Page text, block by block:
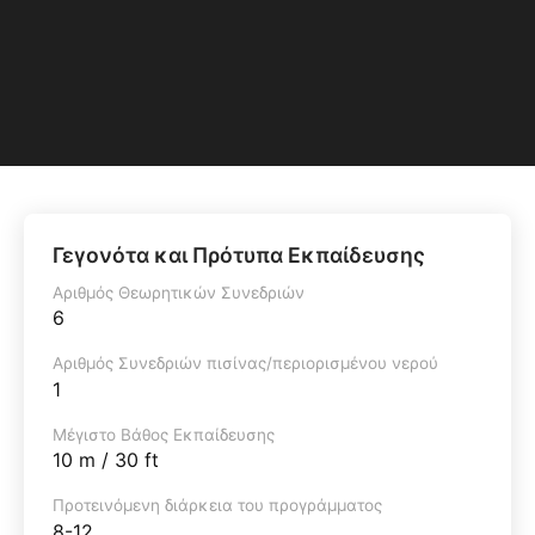
Γεγονότα και Πρότυπα Εκπαίδευσης
Αριθμός Θεωρητικών Συνεδριών
6
Αριθμός Συνεδριών πισίνας/περιορισμένου νερού
1
Μέγιστο Βάθος Εκπαίδευσης
10 m / 30 ft
Προτεινόμενη διάρκεια του προγράμματος